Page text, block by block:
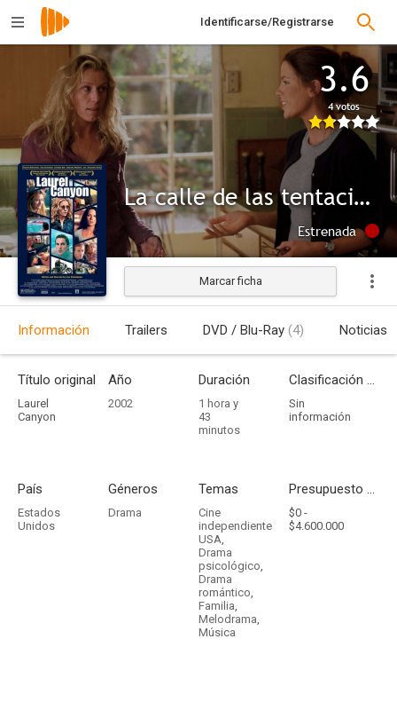
Identificarse/Registrarse
3.6
4 votos
La calle de las tentaciones
Estrenada
Marcar ficha
Información Trailers DVD / Blu-Ray (4) Noticias
Título original
Laurel
Canyon
Año
2002
Duración
1 hora y
43
minutos
Clasificación por edades
Sin
información
País
Estados
Unidos
Géneros
Drama
Temas
Cine
independiente
USA,
Drama
psicológico,
Drama
romántico,
Familia,
Melodrama,
Música
Presupuesto - Ingresos
$0 -
$4.600.000